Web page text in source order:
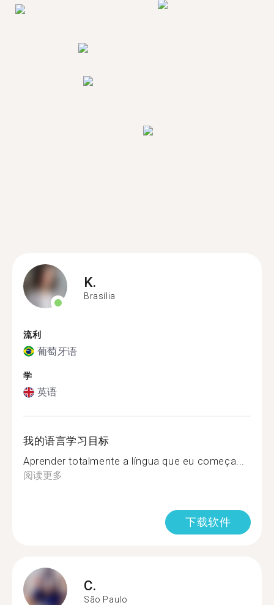
K.
Brasília
流利
葡萄牙语
学
英语
我的语言学习目标
Aprender totalmente a língua que eu começa...
阅读更多
下载软件
C.
São Paulo